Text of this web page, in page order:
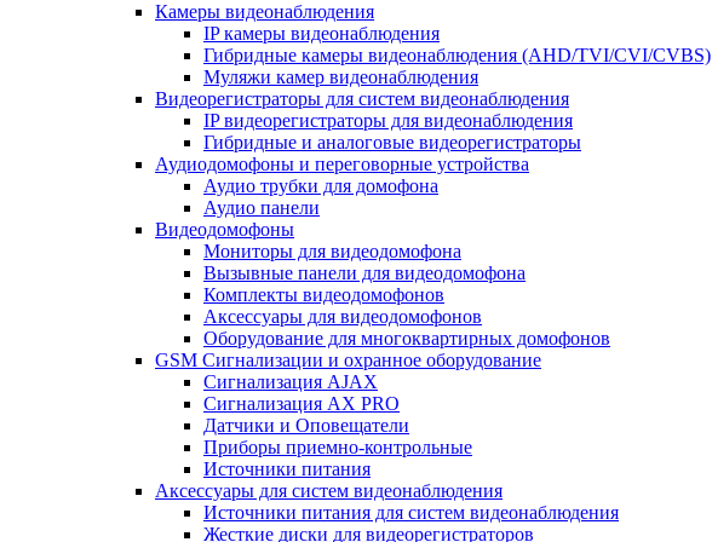
Камеры видеонаблюдения
IP камеры видеонаблюдения
Гибридные камеры видеонаблюдения (AHD/TVI/CVI/CVBS)
Муляжи камер видеонаблюдения
Видеорегистраторы для систем видеонаблюдения
IP видеорегистраторы для видеонаблюдения
Гибридные и аналоговые видеорегистраторы
Аудиодомофоны и переговорные устройства
Аудио трубки для домофона
Аудио панели
Видеодомофоны
Мониторы для видеодомофона
Вызывные панели для видеодомофона
Комплекты видеодомофонов
Аксессуары для видеодомофонов
Оборудование для многоквартирных домофонов
GSM Сигнализации и охранное оборудование
Сигнализация AJAX
Сигнализация AX PRO
Датчики и Оповещатели
Приборы приемно-контрольные
Источники питания
Аксессуары для систем видеонаблюдения
Источники питания для систем видеонаблюдения
Жесткие диски для видеорегистраторов